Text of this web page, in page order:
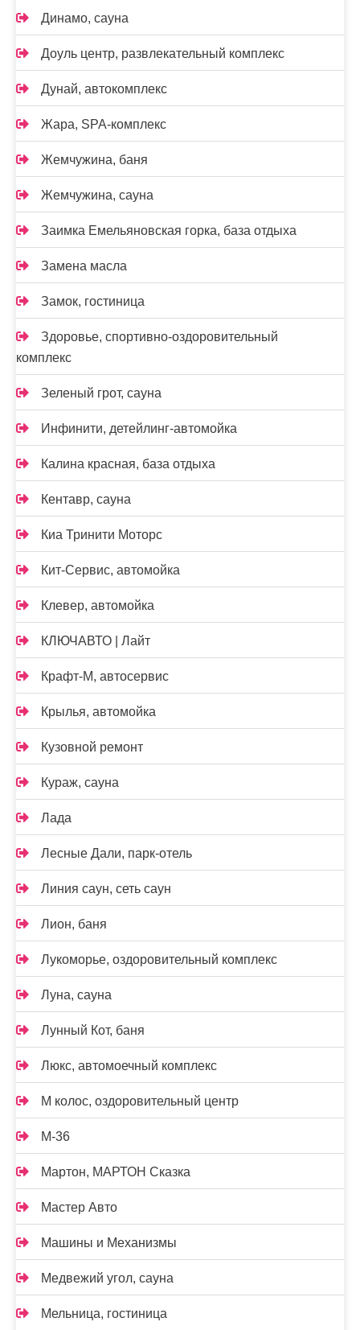
Динамо, сауна
Доуль центр, развлекательный комплекс
Дунай, автокомплекс
Жара, SPA-комплекс
Жемчужина, баня
Жемчужина, сауна
Заимка Емельяновская горка, база отдыха
Замена масла
Замок, гостиница
Здоровье, спортивно-оздоровительный
комплекс
Зеленый грот, сауна
Инфинити, детейлинг-автомойка
Калина красная, база отдыха
Кентавр, сауна
Киа Тринити Моторс
Кит-Сервис, автомойка
Клевер, автомойка
КЛЮЧАВТО | Лайт
Крафт-М, автосервис
Крылья, автомойка
Кузовной ремонт
Кураж, сауна
Лада
Лесные Дали, парк-отель
Линия саун, сеть саун
Лион, баня
Лукоморье, оздоровительный комплекс
Луна, сауна
Лунный Кот, баня
Люкс, автомоечный комплекс
М колос, оздоровительный центр
М-36
Мартон, МАРТОН Сказка
Мастер Авто
Машины и Механизмы
Медвежий угол, сауна
Мельница, гостиница